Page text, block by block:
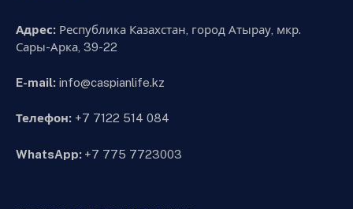
Адрес: Республика Казахстан, город Атырау, мкр.
Сары-Арка, 39-22
E-mail: info@caspianlife.kz
Телефон: +7 7122 514 084
WhatsApp: +7 775 7723003